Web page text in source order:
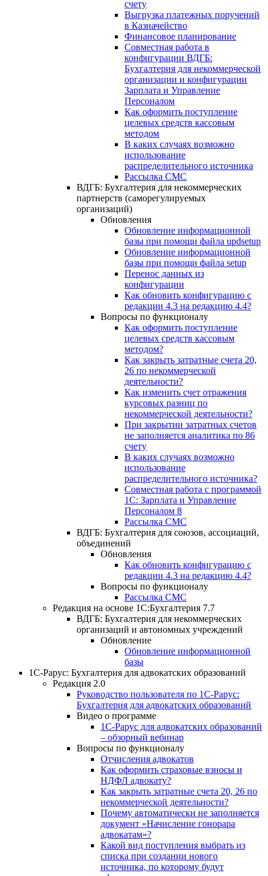
счету
Выгрузка платежных поручений
в Казначейство
Финансовое планирование
Совместная работа в
конфигурации ВДГБ:
Бухгалтерия для некоммерческой
организации и конфигурации
Зарплата и Управление
Персоналом
Как оформить поступление
целевых средств кассовым
методом
В каких случаях возможно
использование
распределительного источника
Рассылка СМС
ВДГБ: Бухгалтерия для некоммерческих
партнерств (саморегулируемых
организаций)
Обновления
Обновление информационной
базы при помощи файла updsetup
Обновление информационной
базы при помощи файла setup
Перенос данных из
конфигурации
Как обновить конфигурацию с
редакции 4.3 на редакцию 4.4?
Вопросы по функционалу
Как оформить поступление
целевых средств кассовым
методом?
Как закрыть затратные счета 20,
26 по некоммерческой
деятельности?
Как изменить счет отражения
курсовых разниц по
некоммерческой деятельности?
При закрытии затратных счетов
не заполняется аналитика по 86
счету
В каких случаях возможно
использование
распределительного источника?
Совместная работа с программой
1С: Зарплата и Управление
Персоналом 8
Рассылка СМС
ВДГБ: Бухгалтерия для союзов, ассоциаций,
объединений
Обновления
Как обновить конфигурацию с
редакции 4.3 на редакцию 4.4?
Вопросы по функционалу
Рассылка СМС
Редакция на основе 1С:Бухгалтерия 7.7
ВДГБ: Бухгалтерия для некоммерческих
организаций и автономных учреждений
Обновление
Обновление информационной
базы
1С-Рарус: Бухгалтерия для адвокатских образований
Редакция 2.0
Руководство пользователя по 1С-Рарус:
Бухгалтерия для адвокатских образований
Видео о программе
1С-Рарус для адвокатских образований
– обзорный вебинар
Вопросы по функционалу
Отчисления адвокатов
Как оформить страховые взносы и
НДФЛ адвокату?
Как закрыть затратные счета 20, 26 по
некоммерческой деятельности?
Почему автоматически не заполняется
документ «Начисление гонорара
адвокатам»?
Какой вид поступления выбрать из
списка при создании нового
источника, по которому будут